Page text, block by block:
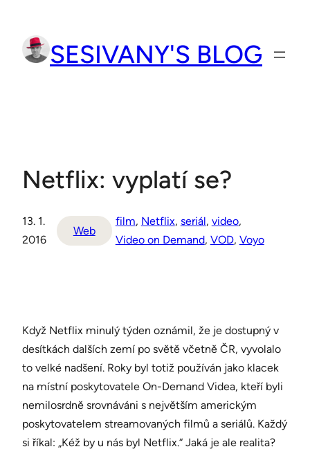
obsah
SESIVANY'S BLOG
Netflix: vyplatí se?
13. 1.
2016
Web
film, Netflix, seriál, video,
Video on Demand, VOD, Voyo
Když Netflix minulý týden oznámil, že je dostupný v
desítkách dalších zemí po světě včetně ČR, vyvolalo
to velké nadšení. Roky byl totiž používán jako klacek
na místní poskytovatele On-Demand Videa, kteří byli
nemilosrdně srovnáváni s největším americkým
poskytovatelem streamovaných filmů a seriálů. Každý
si říkal: „Kéž by u nás byl Netflix.“ Jaká je ale realita?